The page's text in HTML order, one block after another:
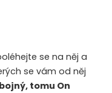
se na něj a
se vám od něj
tomu On